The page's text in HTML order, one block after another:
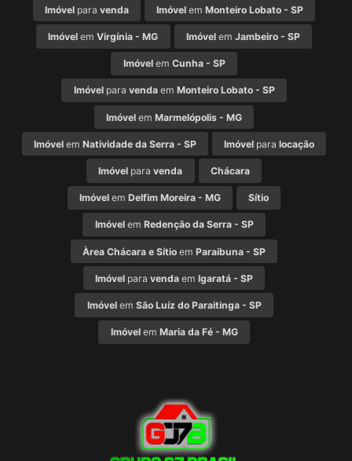
Imóvelpara venda Imóvel emMonteiro Lobato - SP
Imóvel emVirgínia - MG Imóvelem Jambeiro - SP
Imóvelem Cunha - SP
Imóvelpara vendaem Monteiro Lobato - SP
Imóvel em Marmelópolis - MG
Imóvelem Natividade da Serra - SP Imóvel paralocação
Imóvel paravenda Chácara
Imóvelem Delfim Moreira - MG Sítio
Imóvelem Redenção da Serra - SP
Àrea Chácara e Sítio em Paraibuna - SP
Imóvel para venda em Igaratá - SP
Imóvelem São Luíz do Paraitinga - SP
Imóvelem Maria da Fé - MG